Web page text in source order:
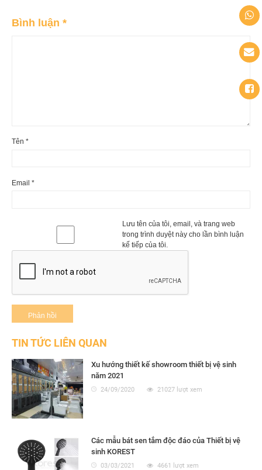
Bình luận *
Tên *
Email *
Lưu tên của tôi, email, và trang web
trong trình duyệt này cho lần bình luận
kế tiếp của tôi.
TIN TỨC LIÊN QUAN
Xu hướng thiết kế showroom thiết bị vệ sinh
năm 2021
24/09/2020 21027 lượt xem
Các mẫu bát sen tắm độc đáo của Thiết bị vệ
sinh KOREST
03/03/2021 4661 lượt xem